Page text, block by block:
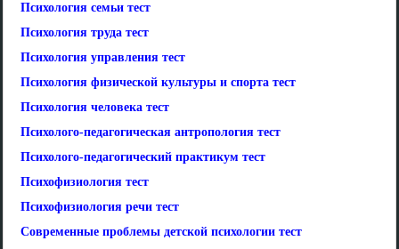
Психология семьи тест
Психология труда тест
Психология управления тест
Психология физической культуры и спорта тест
Психология человека тест
Психолого-педагогическая антропология тест
Психолого-педагогический практикум тест
Психофизиология тест
Психофизиология речи тест
Современные проблемы детской психологии тест